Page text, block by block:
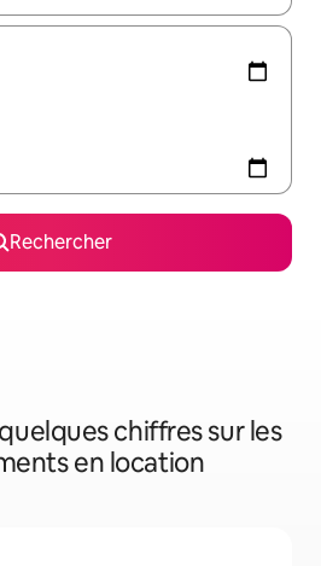
Rechercher
chiffres sur les
en location